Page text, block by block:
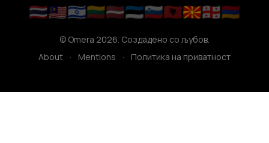
🇹🇭🇲🇾🇮🇱🇱🇹🇱🇻🇪🇪🇸🇮🇦🇱🇲🇰🇬🇪🇦🇲
© Omera 2026. Создадено со љубов.
About
· Mentions · Политика на приватност